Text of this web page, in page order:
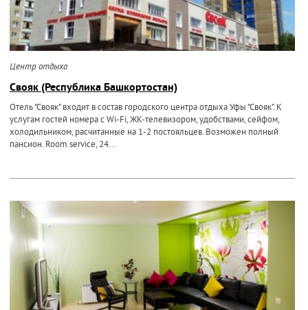
Центр отдыха
Свояк (Республика Башкортостан)
Отель "Свояк" входит в состав городского центра отдыха Уфы "Свояк". К
услугам гостей номера с Wi-Fi, ЖК-телевизором, удобствами, сейфом,
холодильником, расчитанные на 1-2 постояльцев. Возможен полный
пансион. Room service, 24...